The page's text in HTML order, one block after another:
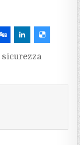
sicurezza